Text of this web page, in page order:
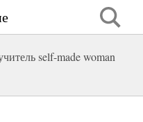
self-made woman